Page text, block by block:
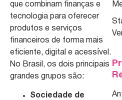
que combinam finanças e
tecnologia para oferecer
produtos e serviços
financeiros de forma mais
eficiente, digital e acessível.
No Brasil, os dois principais
grandes grupos são:
Sociedade de